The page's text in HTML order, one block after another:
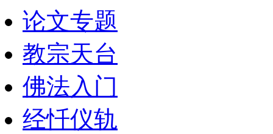
论文专题
教宗天台
佛法入门
经忏仪轨